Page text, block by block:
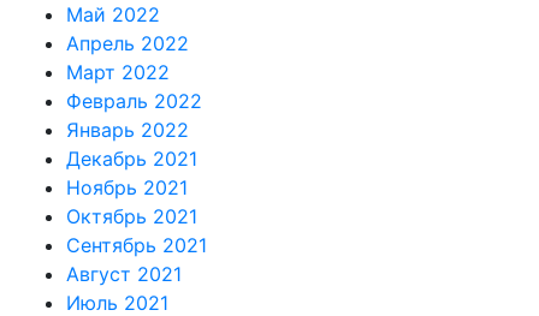
Май 2022
Апрель 2022
Март 2022
Февраль 2022
Январь 2022
Декабрь 2021
Ноябрь 2021
Октябрь 2021
Сентябрь 2021
Август 2021
Июль 2021